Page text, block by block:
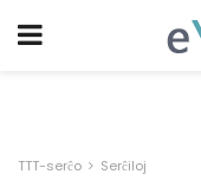
TTT-serĉo Serĉiloj